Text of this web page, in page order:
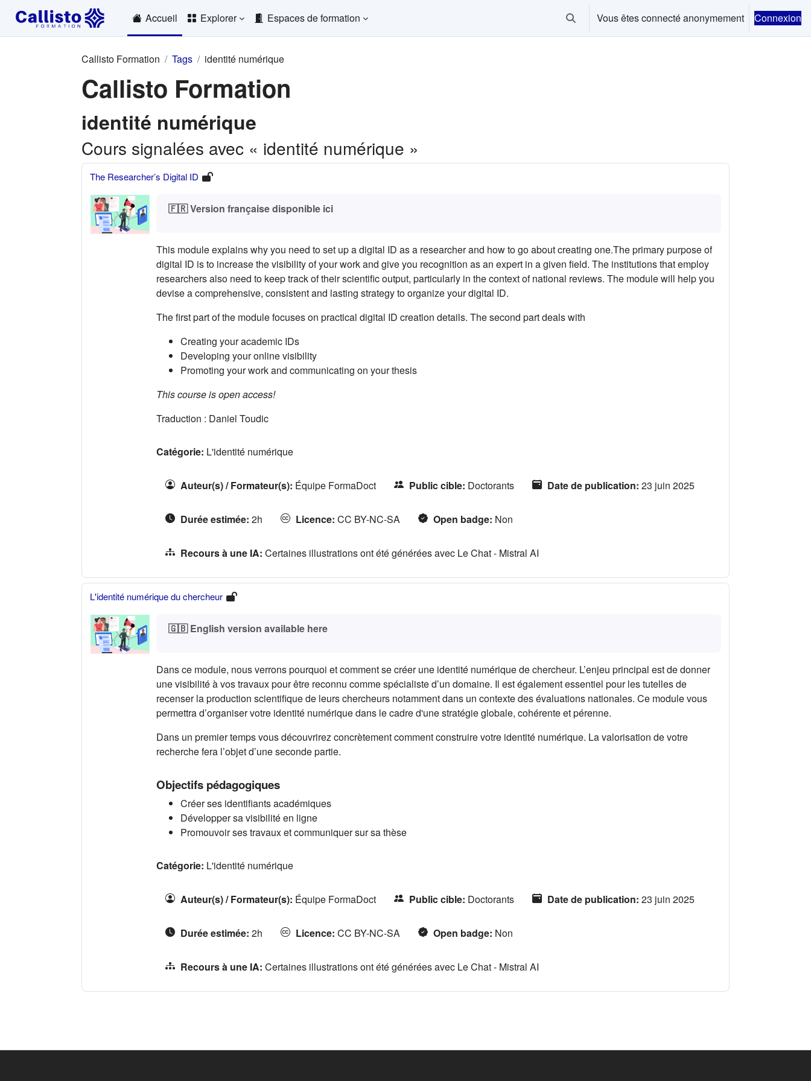
Passer au contenu principal
Accueil
Explorer Espaces de formation Activer/désactiver la saisie de recherche
Vous êtes connecté anonymement Connexion
Callisto Formation Tags identité numérique
Callisto Formation
identité numérique
Cours signalées avec « identité numérique »
The Researcher’s Digital ID
🇫🇷 Version française disponible ici(s'ouvre dans un nouvel onglet)
This module explains why you need to set up a digital ID as a researcher and how to go about creating one.The primary purpose of
digital ID is to increase the visibility of your work and give you recognition as an expert in a given field. The institutions that employ
researchers also need to keep track of their scientific output, particularly in the context of national reviews. The module will help you
devise a comprehensive, consistent and lasting strategy to organize your digital ID.
The first part of the module focuses on practical digital ID creation details. The second part deals with
Creating your academic IDs
Developing your online visibility
Promoting your work and communicating on your thesis
This course is open access!
Traduction : Daniel Toudic
Catégorie: L'identité numérique
Auteur(s) / Formateur(s): Équipe FormaDoct Public cible: Doctorants Date de publication: 23 juin 2025
Durée estimée: 2h Licence: CC BY-NC-SA Open badge: Non
Recours à une IA: Certaines illustrations ont été générées avec Le Chat - Mistral AI
L'identité numérique du chercheur
🇬🇧 English version available here(s'ouvre dans un nouvel onglet)
Dans ce module, nous verrons pourquoi et comment se créer une identité numérique de chercheur. L’enjeu principal est de donner
une visibilité à vos travaux pour être reconnu comme spécialiste d’un domaine. Il est également essentiel pour les tutelles de
recenser la production scientifique de leurs chercheurs notamment dans un contexte des évaluations nationales. Ce module vous
permettra d’organiser votre identité numérique dans le cadre d'une stratégie globale, cohérente et pérenne.
Dans un premier temps vous découvrirez concrètement comment construire votre identité numérique. La valorisation de votre
recherche fera l’objet d’une seconde partie.
Objectifs pédagogiques
Créer ses identifiants académiques
Développer sa visibilité en ligne
Promouvoir ses travaux et communiquer sur sa thèse
Catégorie: L'identité numérique
Auteur(s) / Formateur(s): Équipe FormaDoct Public cible: Doctorants Date de publication: 23 juin 2025
Durée estimée: 2h Licence: CC BY-NC-SA Open badge: Non
Recours à une IA: Certaines illustrations ont été générées avec Le Chat - Mistral AI